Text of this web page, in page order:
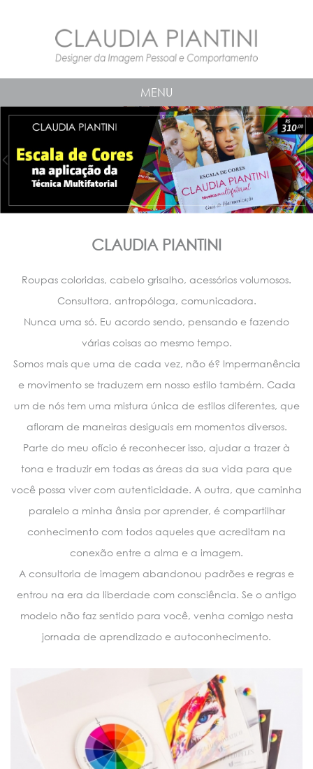
MENU
CLAUDIA PIANTINI
Roupas coloridas, cabelo grisalho, acessórios volumosos.
Consultora, antropóloga, comunicadora.
Nunca uma só. Eu acordo sendo, pensando e fazendo
várias coisas ao mesmo tempo.
Somos mais que uma de cada vez, não é? Impermanência
e movimento se traduzem em nosso estilo também. Cada
um de nós tem uma mistura única de estilos diferentes, que
afloram de maneiras desiguais em momentos diversos.
Parte do meu ofício é reconhecer isso, ajudar a trazer à
tona e traduzir em todas as áreas da sua vida para que
você possa viver com autenticidade. A outra, que caminha
paralelo a minha ânsia por aprender, é compartilhar
conhecimento com todos aqueles que acreditam na
conexão entre a alma e a imagem.
A consultoria de imagem abandonou padrões e regras e
entrou na era da liberdade com consciência. Se o antigo
modelo não faz sentido para você, venha comigo nesta
jornada de aprendizado e autoconhecimento.